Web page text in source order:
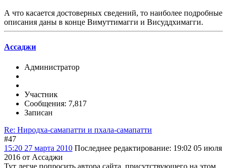
А что касается достоверных сведений, то наиболее подробные
описания даны в конце Вимуттимагги и Висуддхимагги.
Ассаджи
Администратор
Участник
Сообщения: 7,817
Записан
Re: Ниродха-самапатти и пхала-самапатти
#47
15:20 27 марта 2010 Последнее редактирование: 19:02 05 июля
2016 от Ассаджи
Тут легче попросить автора сайта, присутствующего на этом